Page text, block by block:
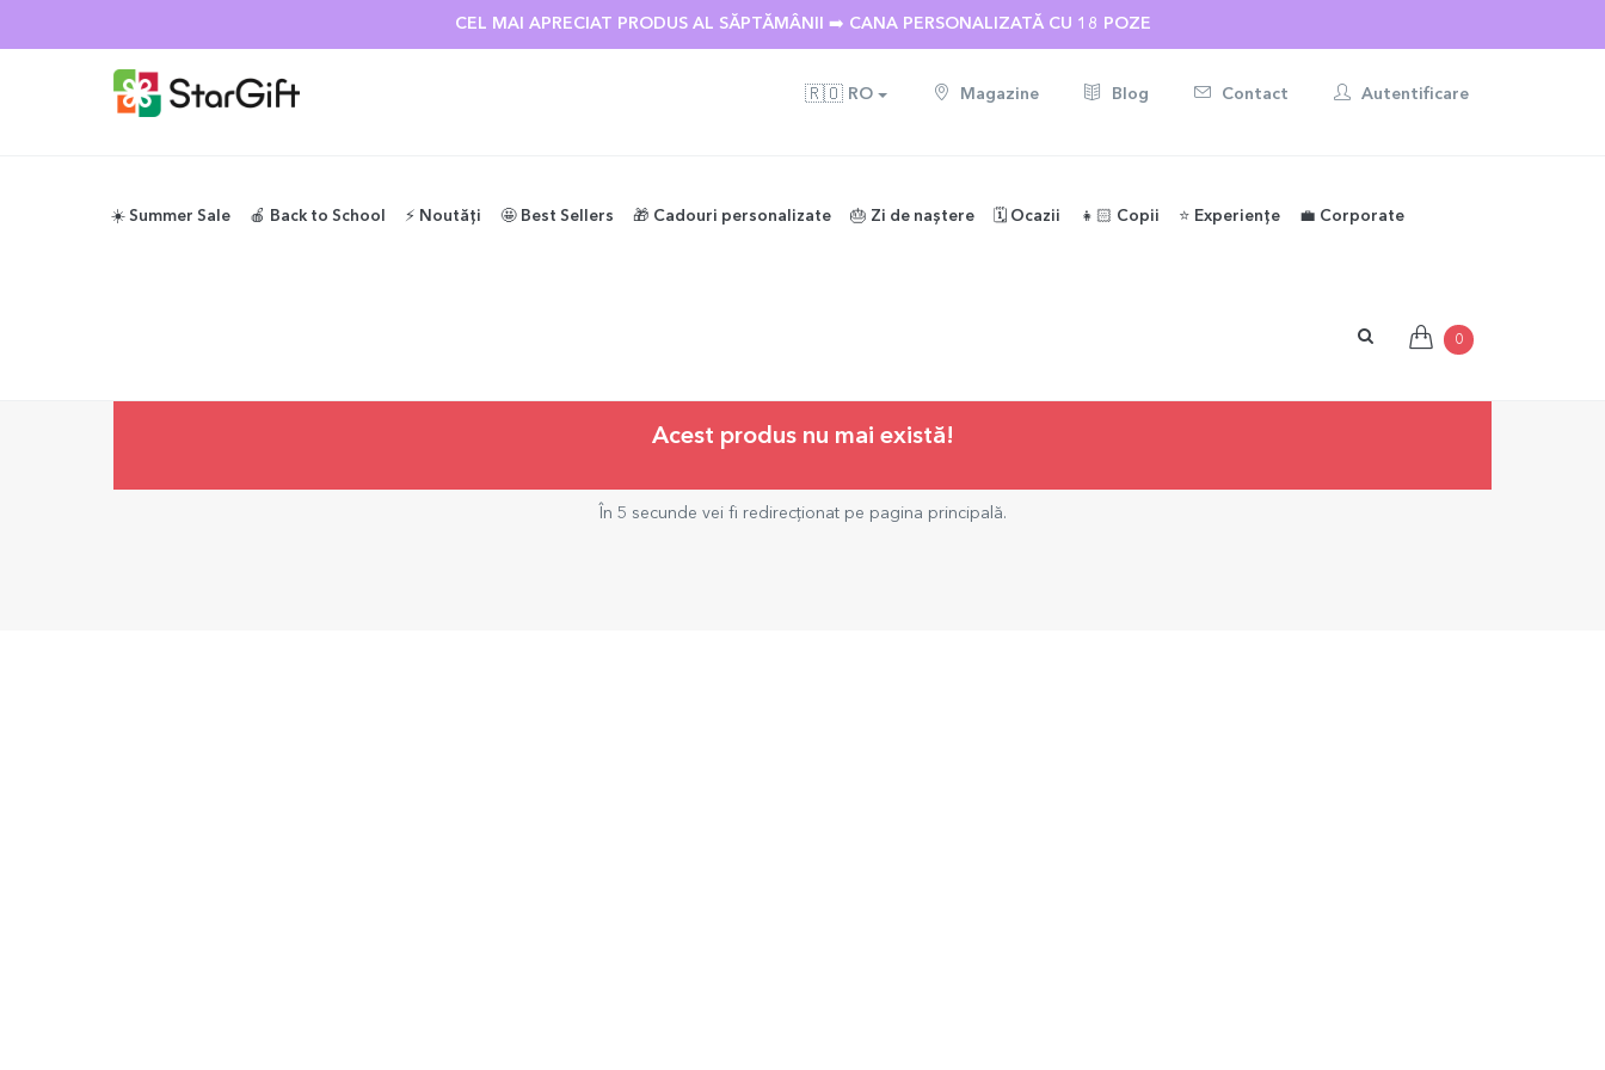
CEL MAI APRECIAT PRODUS AL SĂPTĂMÂNII ➡️ CANA PERSONALIZATĂ CU 18 POZE
🇷🇴 RO Magazine Blog Contact Autentificare
☀️ Summer Sale 🍎 Back to School ⚡️ Noutăți 🤩 Best Sellers 🎁 Cadouri personalizate 🎂 Zi de naștere 🗓️ Ocazii 👧🏻 Copii ⭐️ Experiențe 💼 Corporate
0
Acest produs nu mai există!
În 5 secunde vei fi redirecționat pe pagina principală.